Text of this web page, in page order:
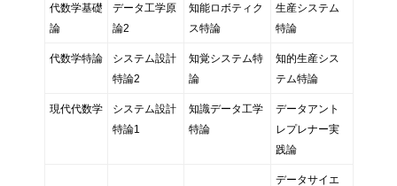
代数学基礎
論
データ工学原
論2
知能ロボティク
ス特論
生産システム
特論
代数学特論
システム設計
特論2
知覚システム特
論
知的生産シス
テム特論
現代代数学
システム設計
特論1
知識データ工学
特論
データアント
レプレナー実
践論
データサイエ